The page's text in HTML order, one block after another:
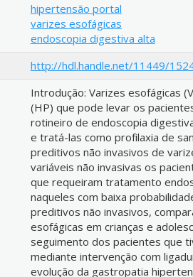
hipertensão portal
varizes esofágicas
endoscopia digestiva alta
http://hdl.handle.net/11449/
Introdução: Varizes esofágicas
(HP) que pode levar os
rotineiro de endoscopia
e tratá-las como profilaxia de
preditivos não invasivos de
variáveis não invasivas os
que requeiram tratamento
naqueles com baixa
preditivos não invasivos,
esofágicas em crianças e
seguimento dos pacientes que
mediante intervenção com
evolução da gastropatia